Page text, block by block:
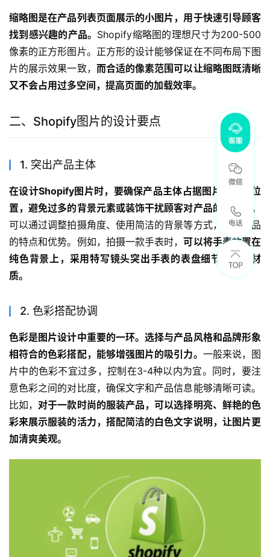
缩略图是在产品列表页面展示的小图片，用于快速引导顾客
找到感兴趣的产品。 Shopify缩略图的理想尺寸为200-500
像素的正方形图片。正方形的设计能够保证在不同布局下图
片的展示效果一致， 而合适的像素范围可以让缩略图既清晰
又不会占用过多空间，提高页面的加载效率。
二、Shopify图片的设计要点
1. 突出产品主体
在设计Shopify图片时，要确保产品主体占据图片的主要位
置，避免过多的背景元素或装饰干扰顾客对产品的注意力。
可以通过调整拍摄角度、使用简洁的背景等方式，突出产品
的特点和优势。例如，拍摄一款手表时，可以将手表放置在
纯色背景上，采用特写镜头突出手表的表盘细节和表带材
质。
2. 色彩搭配协调
色彩是图片设计中重要的一环。选择与产品风格和品牌形象
相符合的色彩搭配，能够增强图片的吸引力。 一般来说，图
片中的色彩不宜过多，控制在3-4种以内为宜。同时，要注
意色彩之间的对比度，确保文字和产品信息能够清晰可读。
比如， 对于一款时尚的服装产品，可以选择明亮、鲜艳的色
彩来展示服装的活力，搭配简洁的白色文字说明，让图片更
加清爽美观。